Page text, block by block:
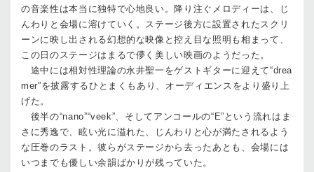
の音楽性は本当に独特で心地良い。降り注ぐメロディーは、じ
んわりと会場に溶けていく。ステージ後方に設置されたスクリ
ーンに映し出される幻想的な映像と控え目な照明も相まって、
この日のステージはまるで儚く美しい映画のようだった。
途中には相対性理論の永井聖一をゲストギターに迎えて“drea
mer”を披露するひとまくもあり、オーディエンスをより盛り上
げた。
後半の“nano”“veek”、そしてアンコールの“E”という流れはま
さに秀逸で、眩い光に溢れた、じんわりと心が満たされるよう
な圧巻のラスト。彼らがステージから去ったあとも、会場には
いつまでも優しい余韻ばかりが残っていた。